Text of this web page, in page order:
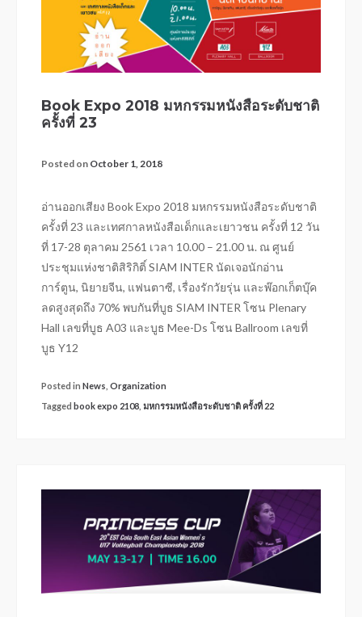
Book Expo 2018 มหกรรมหนังสือระดับชาติ
ครั้งที่ 23
Posted on October 1, 2018
อ่านออกเสียง Book Expo 2018 มหกรรมหนังสือระดับชาติ
ครั้งที่ 23 และเทศกาลหนังสือเด็กและเยาวชน ครั้งที่ 12 วัน
ที่ 17-28 ตุลาคม 2561 เวลา 10.00 – 21.00 น. ณ ศูนย์
ประชุมแห่งชาติสิริกิติ์ SIAM INTER นัดเจอนักอ่าน
การ์ตูน, นิยายจีน, แฟนตาซี, เรื่องรักวัยรุ่น และพ๊อกเก็ตบุ๊ค
ลดสูงสุดถึง 70% พบกันที่บูธ SIAM INTER โซน Plenary
Hall เลขที่บูธ A03 และบูธ Mee-Ds โซน Ballroom เลขที่
บูธ Y12
Posted in News Organization
Tagged book expo 2108 มหกรรมหนังสือระดับชาติ ครั้งที่ 22